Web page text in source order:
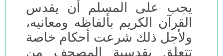
يجب على المسلم أن يقدس
القرآن الكريم بألفاظه ومعانيه،
ولأجل ذلك شرعت أحكام خاصة
تتعلق بقدسية المصحف من